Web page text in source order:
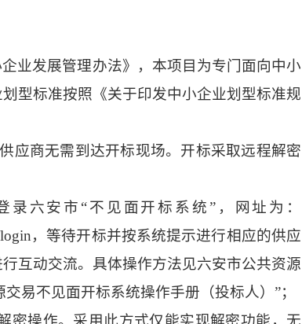
业发展管理办法》，本项目为专门面向中小
型标准按照《关于印发中小企业划型标准规
供应商无需到达开标现场。 开标采取远程解密
录六安市“不见面开标系统”，网址为：
login，等待开标并按系统提示进行相应的供应
互动交流。具体操作方法见六安市公共资源
易不见面开标系统操作手册（投标人）”；